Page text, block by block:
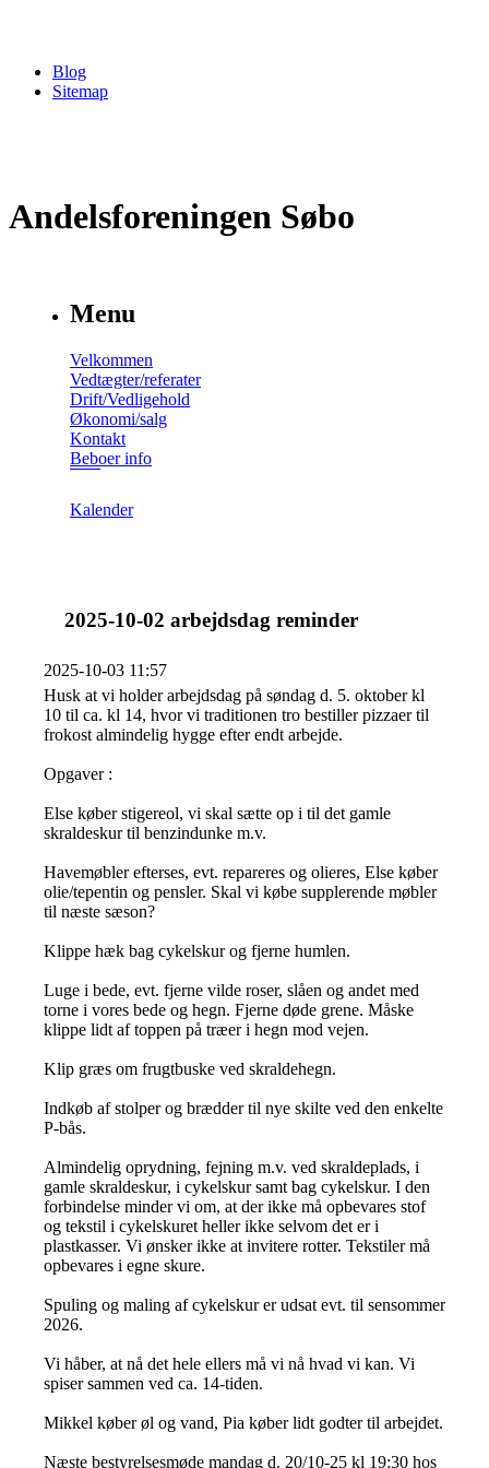
Blog
Sitemap
Andelsforeningen Søbo
Menu
Velkommen
Vedtægter/referater
Drift/Vedligehold
Økonomi/salg
Kontakt
Beboer info
Kalender
2025-10-02 arbejdsdag reminder
2025-10-03 11:57
Husk at vi holder arbejdsdag på søndag d. 5. oktober kl
10 til ca. kl 14, hvor vi traditionen tro bestiller pizzaer til
frokost almindelig hygge efter endt arbejde.
Opgaver :
Else køber stigereol, vi skal sætte op i til det gamle
skraldeskur til benzindunke m.v.
Havemøbler efterses, evt. repareres og olieres, Else køber
olie/tepentin og pensler. Skal vi købe supplerende møbler
til næste sæson?
Klippe hæk bag cykelskur og fjerne humlen.
Luge i bede, evt. fjerne vilde roser, slåen og andet med
torne i vores bede og hegn. Fjerne døde grene. Måske
klippe lidt af toppen på træer i hegn mod vejen.
Klip græs om frugtbuske ved skraldehegn.
Indkøb af stolper og brædder til nye skilte ved den enkelte
P-bås.
Almindelig oprydning, fejning m.v. ved skraldeplads, i
gamle skraldeskur, i cykelskur samt bag cykelskur. I den
forbindelse minder vi om, at der ikke må opbevares stof
og tekstil i cykelskuret heller ikke selvom det er i
plastkasser. Vi ønsker ikke at invitere rotter. Tekstiler må
opbevares i egne skure.
Spuling og maling af cykelskur er udsat evt. til sensommer
2026.
Vi håber, at nå det hele ellers må vi nå hvad vi kan. Vi
spiser sammen ved ca. 14-tiden.
Mikkel køber øl og vand, Pia køber lidt godter til arbejdet.
Næste bestyrelsesmøde mandag d. 20/10-25 kl 19:30 hos